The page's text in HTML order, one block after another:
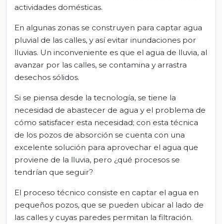
actividades domésticas.
En algunas zonas se construyen para captar agua
pluvial de las calles, y así evitar inundaciones por
lluvias. Un inconveniente es que el agua de lluvia, al
avanzar por las calles, se contamina y arrastra
desechos sólidos.
Si se piensa desde la tecnología, se tiene la
necesidad de abastecer de agua y el problema de
cómo satisfacer esta necesidad; con esta técnica
de los pozos de absorción se cuenta con una
excelente solución para aprovechar el agua que
proviene de la lluvia, pero ¿qué procesos se
tendrían que seguir?
El proceso técnico consiste en captar el agua en
pequeños pozos, que se pueden ubicar al lado de
las calles y cuyas paredes permitan la filtración.